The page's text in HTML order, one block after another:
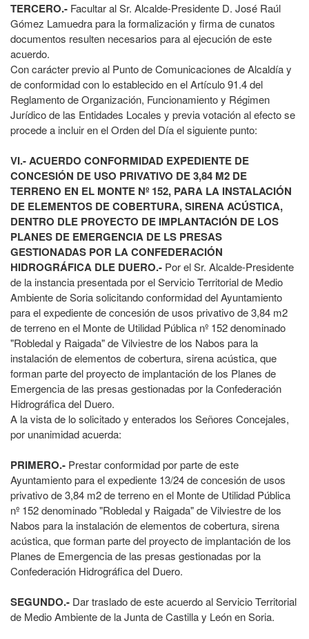
TERCERO.- Facultar al Sr. Alcalde-Presidente D. José Raúl
Gómez Lamuedra para la formalización y firma de cunatos
documentos resulten necesarios para al ejecución de este
acuerdo.
Con carácter previo al Punto de Comunicaciones de Alcaldía y
de conformidad con lo establecido en el Artículo 91.4 del
Reglamento de Organización, Funcionamiento y Régimen
Jurídico de las Entidades Locales y previa votación al efecto se
procede a incluir en el Orden del Día el siguiente punto:
VI.- ACUERDO CONFORMIDAD EXPEDIENTE DE
CONCESIÓN DE USO PRIVATIVO DE 3,84 M2 DE
TERRENO EN EL MONTE Nº 152, PARA LA INSTALACIÓN
DE ELEMENTOS DE COBERTURA, SIRENA ACÚSTICA,
DENTRO DLE PROYECTO DE IMPLANTACIÓN DE LOS
PLANES DE EMERGENCIA DE LS PRESAS
GESTIONADAS POR LA CONFEDERACIÓN
HIDROGRÁFICA DLE DUERO.- Por el Sr. Alcalde-Presidente
de la instancia presentada por el Servicio Territorial de Medio
Ambiente de Soria solicitando conformidad del Ayuntamiento
para el expediente de concesión de usos privativo de 3,84 m2
de terreno en el Monte de Utilidad Pública nº 152 denominado
"Robledal y Raigada" de Vilviestre de los Nabos para la
instalación de elementos de cobertura, sirena acústica, que
forman parte del proyecto de implantación de los Planes de
Emergencia de las presas gestionadas por la Confederación
Hidrográfica del Duero.
A la vista de lo solicitado y enterados los Señores Concejales,
por unanimidad acuerda:
PRIMERO.- Prestar conformidad por parte de este
Ayuntamiento para el expediente 13/24 de concesión de usos
privativo de 3,84 m2 de terreno en el Monte de Utilidad Pública
nº 152 denominado "Robledal y Raigada" de Vilviestre de los
Nabos para la instalación de elementos de cobertura, sirena
acústica, que forman parte del proyecto de implantación de los
Planes de Emergencia de las presas gestionadas por la
Confederación Hidrográfica del Duero.
SEGUNDO.- Dar traslado de este acuerdo al Servicio Territorial
de Medio Ambiente de la Junta de Castilla y León en Soria.